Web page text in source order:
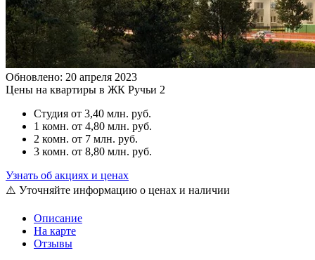
Обновлено: 20 апреля 2023
Цены на квартиры в ЖК Ручьи 2
Студия от 3,40 млн. руб.
1 комн. от 4,80 млн. руб.
2 комн. от 7 млн. руб.
3 комн. от 8,80 млн. руб.
Узнать об акциях и ценах
⚠️ Уточняйте информацию о ценах и наличии
Описание
На карте
Отзывы